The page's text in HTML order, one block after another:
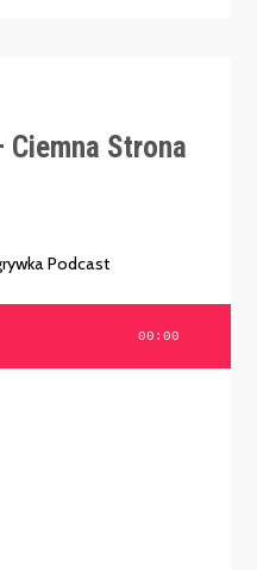
Ciemna Strona
Podcast
00:00